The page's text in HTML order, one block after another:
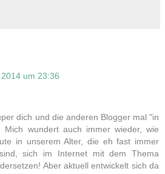
um 23:36
dich und die anderen Blogger mal "in
wundert auch immer wieder, wie
in unserem Alter, die eh fast immer
sich im Internet mit dem Thema
Aber aktuell entwickelt sich da